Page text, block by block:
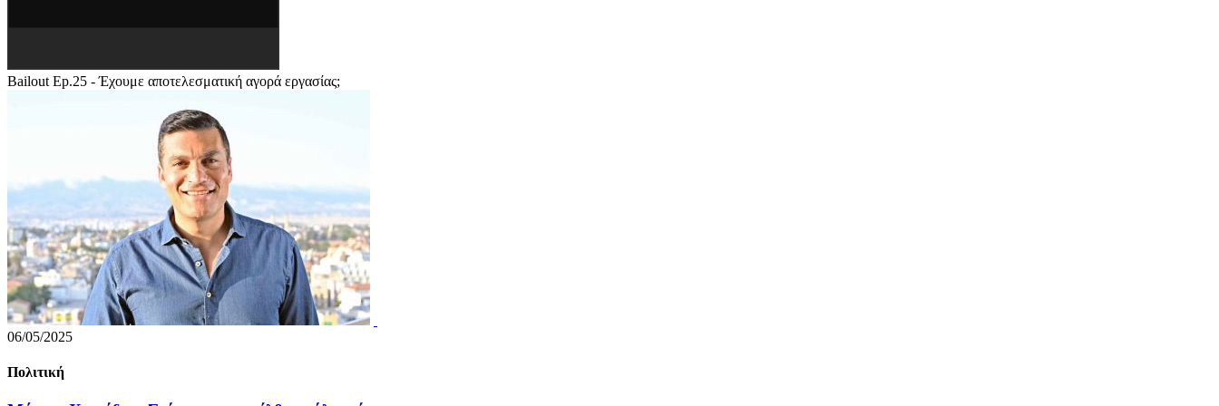
Bailout Ep.25 - Έχουμε αποτελεσματική αγορά εργασίας;
06/05/2025
Πολιτική